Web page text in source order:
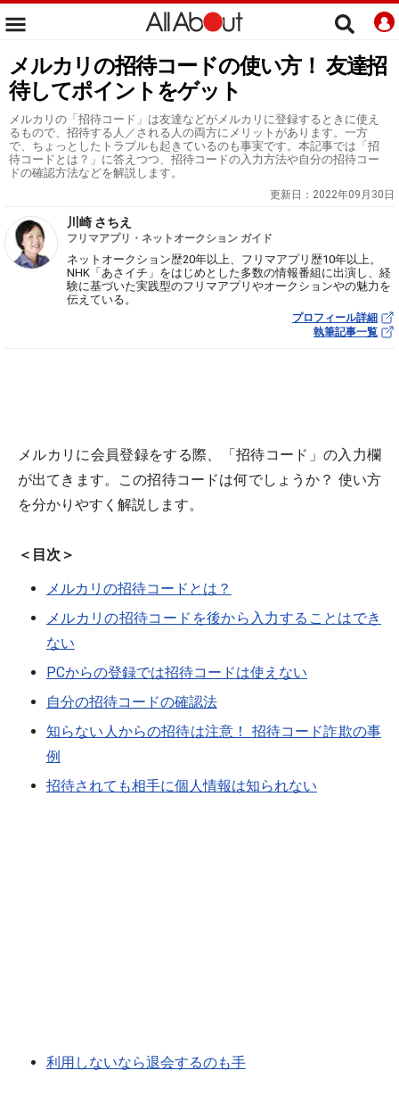
メルカリの招待コードの使い方！ 友達招
待してポイントをゲット
メルカリの「招待コード」は友達などがメルカリに登録するときに使え
るもので、招待する人／される人の両方にメリットがあります。一方
で、ちょっとしたトラブルも起きているのも事実です。本記事では「招
待コードとは？」に答えつつ、招待コードの入力方法や自分の招待コー
ドの確認方法などを解説します。
更新日： 2022年09月30日
川崎 さちえ
フリマアプリ・ネットオークション ガイド
ネットオークション歴20年以上、フリマアプリ歴10年以上。
NHK「あさイチ」をはじめとした多数の情報番組に出演し、経
験に基づいた実践型のフリマアプリやオークションやの魅力を
伝えている。
プロフィール詳細
執筆記事一覧
メルカリに会員登録をする際、「招待コード」の入力欄
が出てきます。この招待コードは何でしょうか？ 使い方
を分かりやすく解説します。
＜目次＞
メルカリの招待コードとは？
メルカリの招待コードを後から入力することはでき
ない
PCからの登録では招待コードは使えない
自分の招待コードの確認法
知らない人からの招待は注意！ 招待コード詐欺の事
例
招待されても相手に個人情報は知られない
利用しないなら退会するのも手